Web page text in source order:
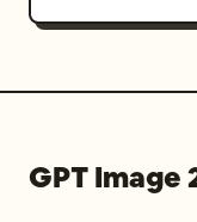
GPT Image